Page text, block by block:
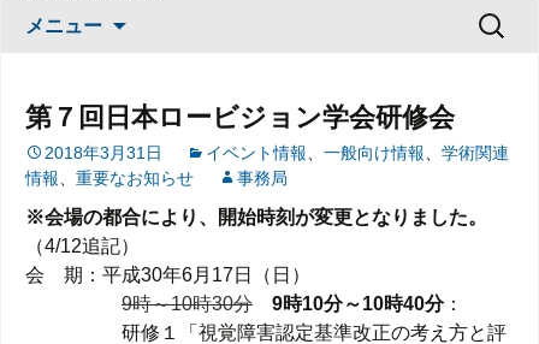
メニュー
ツ
へ
ス
キ
ッ
プ
検
索:
第７回日本ロービジョン学会研修会
2018年3月31日 イベント情報 一般向け情報
学術関連
情報
重要なお知らせ 事務局
※会場の都合により、開始時刻が変更となりました。
（4/12追記）
会 期：平成30年6月17日（日）
9時～10時30分 9時10分～10時40分：
研修１「視覚障害認定基準改正の考え方と評